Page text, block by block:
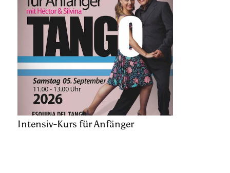
Intensiv-Kurs für Anfänger